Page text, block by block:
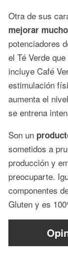
Otra de sus
mejorar
potenciadores
el Té Verde
incluye Café
estimulación
aumenta el
se entrena
Son un
sometidos a
producción y
preocuparte.
componentes
Gluten y es